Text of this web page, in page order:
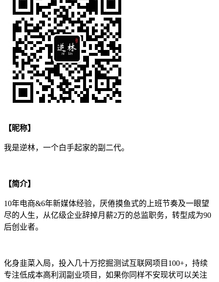
【昵称】
我是逆林，一个白手起家的副二代。
【简介】
10年电商&6年新媒体经验，厌倦摸鱼式的上班节奏及一眼望
尽的人生，从亿级企业辞掉月薪2万的总监职务，转型成为90
后创业者。
化身韭菜入局，投入几十万挖掘测试互联网项目100+，持续
专注低成本高利润副业项目，如果你同样不安现状可以关注